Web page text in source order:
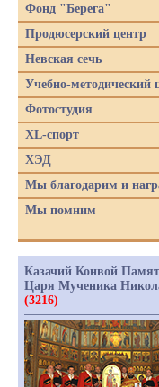
Фонд "Берега"
Продюсерский центр
Невская сечь
Учебно-методический
Фотостудия
XL-спорт
ХЭД
Мы благодарим и
Мы помним
Казачий Конвой
Царя Мученика
(3216)